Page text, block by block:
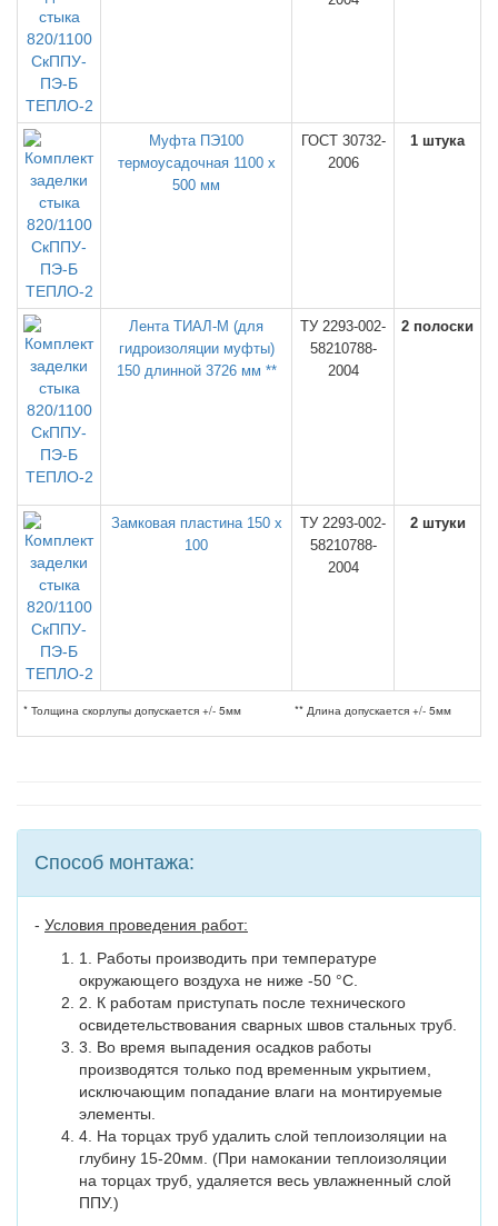
Муфта ПЭ100
термоусадочная 1100 х
500 мм
ГОСТ 30732-
2006
1 штука
Лента ТИАЛ-М (для
гидроизоляции муфты)
150 длинной 3726 мм **
ТУ 2293-002-
58210788-
2004
2 полоски
Замковая пластина 150 х
100
ТУ 2293-002-
58210788-
2004
2 штуки
* Толщина скорлупы допускается +/- 5мм ** Длина допускается +/- 5мм
Способ монтажа:
- Условия проведения работ:
1. Работы производить при температуре
окружающего воздуха не ниже -50 °C.
2. К работам приступать после технического
освидетельствования сварных швов стальных труб.
3. Во время выпадения осадков работы
производятся только под временным укрытием,
исключающим попадание влаги на монтируемые
элементы.
4. На торцах труб удалить слой теплоизоляции на
глубину 15-20мм. (При намокании теплоизоляции
на торцах труб, удаляется весь увлажненный слой
ППУ.)